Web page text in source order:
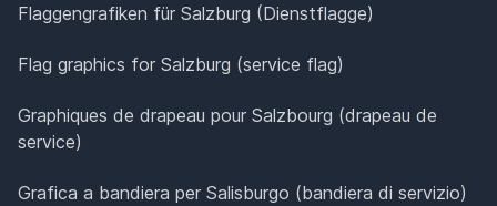
Flaggengrafiken für Salzburg (Dienstflagge)
Flag graphics for Salzburg (service flag)
Graphiques de drapeau pour Salzbourg (drapeau de
service)
Grafica a bandiera per Salisburgo (bandiera di servizio)